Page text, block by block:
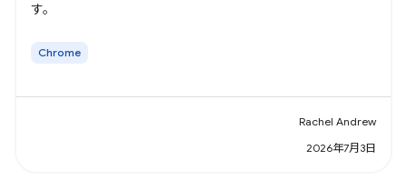
す。
Chrome
Rachel Andrew
2026年7月3日